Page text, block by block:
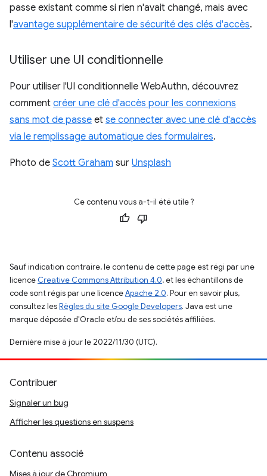
passe existant comme si rien n'avait changé, mais avec
l'avantage supplémentaire de sécurité des clés d'accès.
Utiliser une UI conditionnelle
Pour utiliser l'UI conditionnelle WebAuthn, découvrez
comment créer une clé d'accès pour les connexions
sans mot de passe et se connecter avec une clé d'accès
via le remplissage automatique des formulaires.
Photo de Scott Graham sur Unsplash
Ce contenu vous a-t-il été utile ?
Sauf indication contraire, le contenu de cette page est régi par une
licence Creative Commons Attribution 4.0, et les échantillons de
code sont régis par une licenceApache 2.0. Pour en savoir plus,
consultez lesRègles du site Google Developers. Java est une
marque déposée d'Oracle et/ou de ses sociétés affiliées.
Dernière mise à jour le 2022/11/30 (UTC).
Contribuer
Signaler un bug
Afficher les questions en suspens
Contenu associé